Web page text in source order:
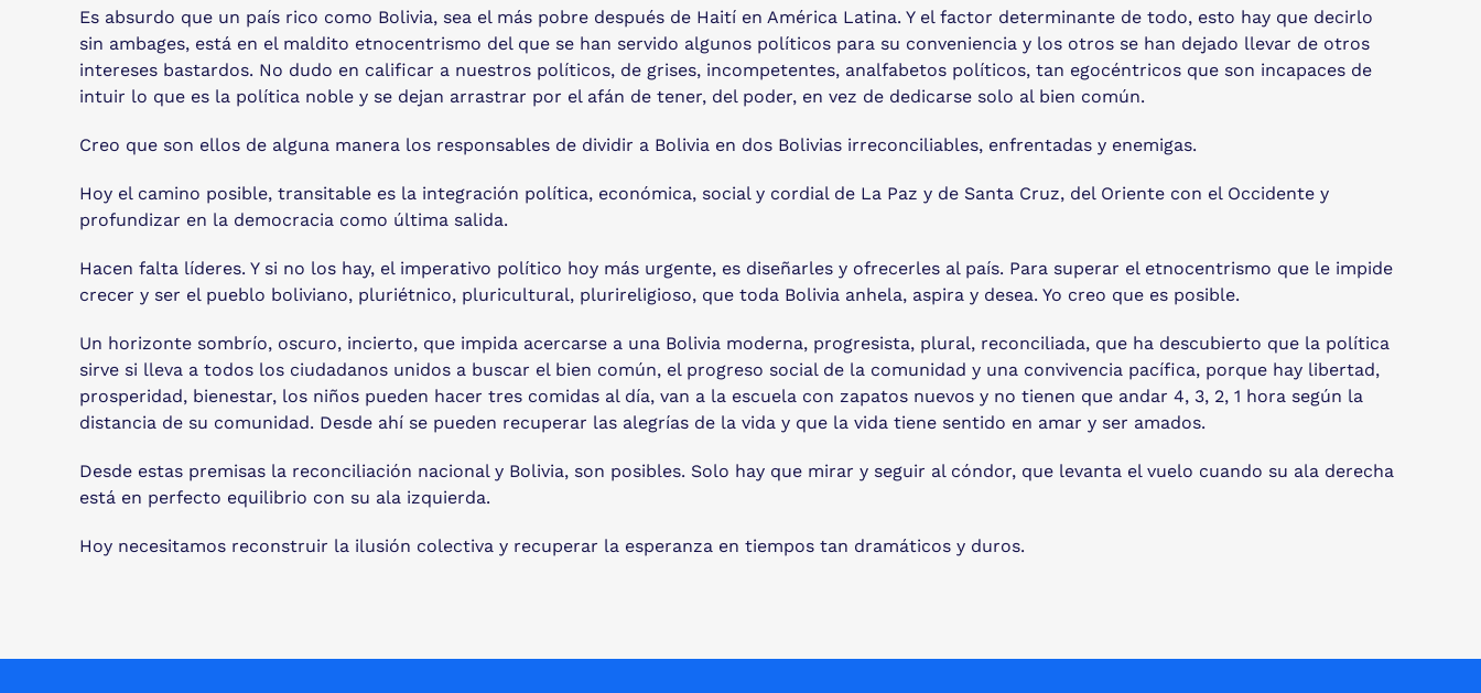
Es absurdo que un país rico como Bolivia, sea el más pobre después de Haití en América Latina. Y el factor determinante de todo, esto hay que decirlo
sin ambages, está en el maldito etnocentrismo del que se han servido algunos políticos para su conveniencia y los otros se han dejado llevar de otros
intereses bastardos. No dudo en calificar a nuestros políticos, de grises, incompetentes, analfabetos políticos, tan egocéntricos que son incapaces de
intuir lo que es la política noble y se dejan arrastrar por el afán de tener, del poder, en vez de dedicarse solo al bien común.
Creo que son ellos de alguna manera los responsables de dividir a Bolivia en dos Bolivias irreconciliables, enfrentadas y enemigas.
Hoy el camino posible, transitable es la integración política, económica, social y cordial de La Paz y de Santa Cruz, del Oriente con el Occidente y
profundizar en la democracia como última salida.
Hacen falta líderes. Y si no los hay, el imperativo político hoy más urgente, es diseñarles y ofrecerles al país. Para superar el etnocentrismo que le impide
crecer y ser el pueblo boliviano, pluriétnico, pluricultural, plurireligioso, que toda Bolivia anhela, aspira y desea. Yo creo que es posible.
Un horizonte sombrío, oscuro, incierto, que impida acercarse a una Bolivia moderna, progresista, plural, reconciliada, que ha descubierto que la política
sirve si lleva a todos los ciudadanos unidos a buscar el bien común, el progreso social de la comunidad y una convivencia pacífica, porque hay libertad,
prosperidad, bienestar, los niños pueden hacer tres comidas al día, van a la escuela con zapatos nuevos y no tienen que andar 4, 3, 2, 1 hora según la
distancia de su comunidad. Desde ahí se pueden recuperar las alegrías de la vida y que la vida tiene sentido en amar y ser amados.
Desde estas premisas la reconciliación nacional y Bolivia, son posibles. Solo hay que mirar y seguir al cóndor, que levanta el vuelo cuando su ala derecha
está en perfecto equilibrio con su ala izquierda.
Hoy necesitamos reconstruir la ilusión colectiva y recuperar la esperanza en tiempos tan dramáticos y duros.